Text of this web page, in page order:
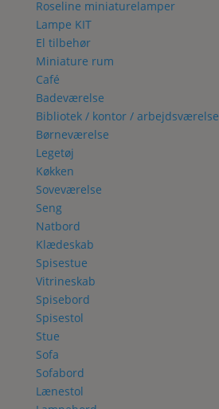
Roseline miniaturelamper
Lampe KIT
El tilbehør
Miniature rum
Café
Badeværelse
Bibliotek / kontor / arbejdsværelse
Børneværelse
Legetøj
Køkken
Soveværelse
Seng
Natbord
Klædeskab
Spisestue
Vitrineskab
Spisebord
Spisestol
Stue
Sofa
Sofabord
Lænestol